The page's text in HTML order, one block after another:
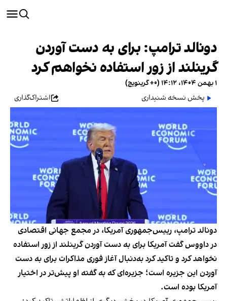
دونالد ترامپ: برای به دست آوردن
گرینلند از زور استفاده نخواهم کرد
۱ بهمن ۱۴۰۴، ۱۴:۱۲ (‎+۰ گرینویچ)
پخش نسخه شنیداری
اشتراک‌گذاری
دونالد ترامپ، رییس‌جمهوری آمریکا، در مجمع جهانی اقتصادی
در داووس گفت آمریکا برای به دست آوردن گرینلند از زور استفاده
نخواهد کرد و تاکید کرد به‌دنبال آغاز فوری مذاکرات برای به دست
آوردن این جزیره است؛ جزیره‌ای که به گفته او پیش‌تر در اختیار
آمریکا بوده است.